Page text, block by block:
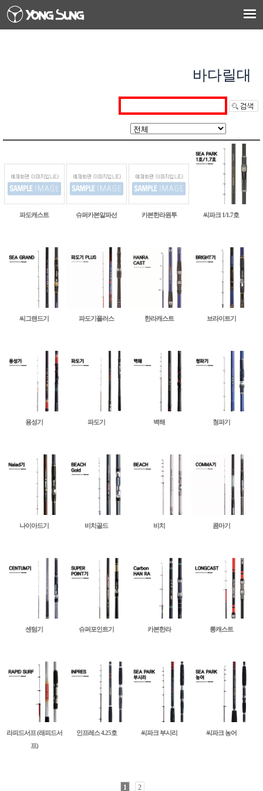
바다릴대
파도캐스트 슈퍼카본알파선 카본한라원투 씨파크 1/1.7호
씨그랜드기 파도기플러스 한라캐스트 브라이트기
용성기 파도기 벽해 청파기
나이아드기 비치골드 비치 콤마기
센텀기 슈퍼포인트기 카본한라 롱캐스트
라피드서프 (래피드서
프)
인프레스 4.25호 씨파크 부시리 씨파크 농어
1 2